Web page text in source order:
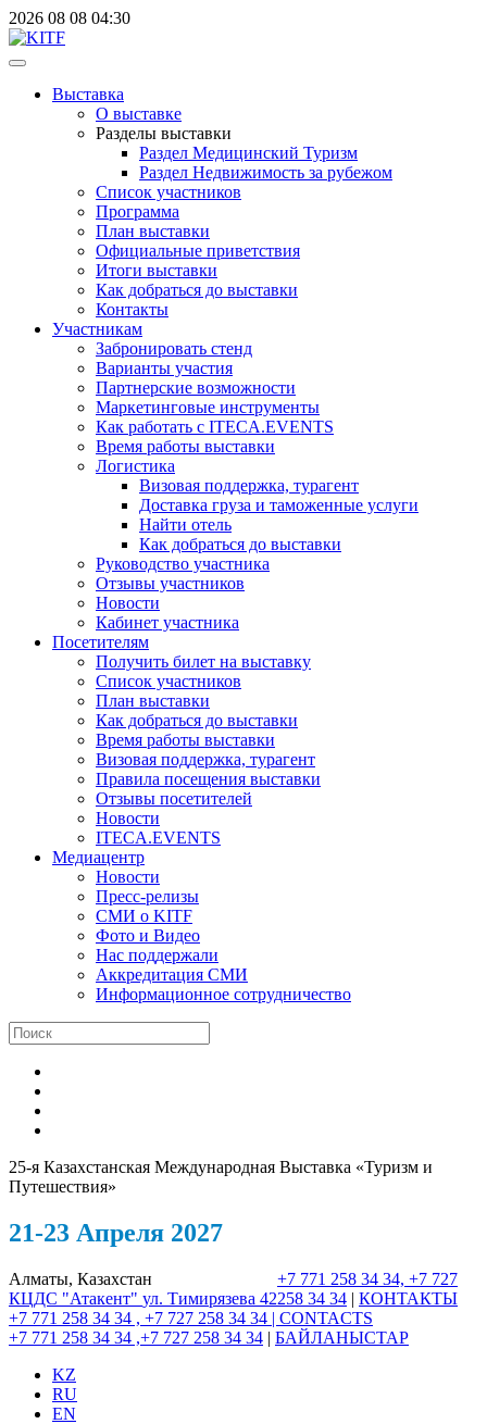
2026 08 08 04:30
Выставка
О выставке
Разделы выставки
Раздел Медицинский Туризм
Раздел Недвижимость за рубежом
Список участников
Программа
План выставки
Официальные приветствия
Итоги выставки
Как добраться до выставки
Контакты
Участникам
Забронировать стенд
Варианты участия
Партнерские возможности
Маркетинговые инструменты
Как работать с ITECA.EVENTS
Время работы выставки
Логистика
Визовая поддержка, турагент
Доставка груза и таможенные услуги
Найти отель
Как добраться до выставки
Руководство участника
Отзывы участников
Новости
Кабинет участника
Посетителям
Получить билет на выставку
Список участников
План выставки
Как добраться до выставки
Время работы выставки
Визовая поддержка, турагент
Правила посещения выставки
Отзывы посетителей
Новости
ITECA.EVENTS
Медиацентр
Новости
Пресс-релизы
СМИ о KITF
Фото и Видео
Нас поддержали
Аккредитация СМИ
Информационное сотрудничество
25-я Казахстанская Международная Выставка «Туризм и
Путешествия»
21-23 Апреля 2027
Алматы, Казахстан
КЦДС "Атакент" ул. Тимирязева 42
+7 771 258 34 34, +7 727
258 34 34 | КОНТАКТЫ
+7 771 258 34 34 , +7 727 258 34 34 | CONTACTS
+7 771 258 34 34 ,+7 727 258 34 34 | БАЙЛАНЫСТАР
KZ
RU
EN